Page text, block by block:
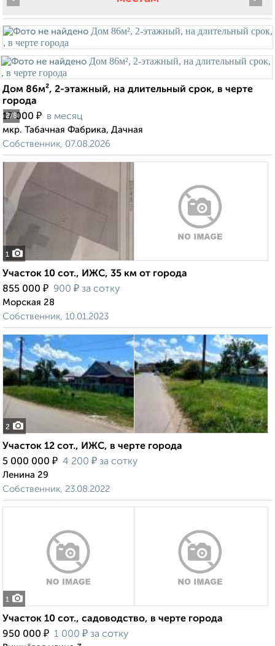
2/8
Дом 86м², 2-этажный, на длительный срок, в черте
города
17 000 ₽ в месяц
мкр. Табачная Фабрика, Дачная
Собственник, 07.08.2026
1
Участок 10 сот., ИЖС, 35 км от города
855 000 ₽ 900 ₽ за сотку
Морская 28
Собственник, 10.01.2023
2
Участок 12 сот., ИЖС, в черте города
5 000 000 ₽ 4 200 ₽ за сотку
Ленина 29
Собственник, 23.08.2022
1
Участок 10 сот., садоводство, в черте города
950 000 ₽ 1 000 ₽ за сотку